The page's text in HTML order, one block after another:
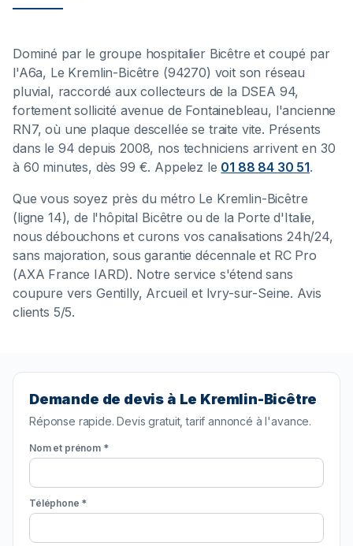
Dominé par le groupe hospitalier Bicêtre et coupé par
l'A6a, Le Kremlin-Bicêtre (94270) voit son réseau
pluvial, raccordé aux collecteurs de la DSEA 94,
fortement sollicité avenue de Fontainebleau, l'ancienne
RN7, où une plaque descellée se traite vite. Présents
dans le 94 depuis 2008, nos techniciens arrivent en 30
à 60 minutes, dès 99 €. Appelez le 01 88 84 30 51.
Que vous soyez près du métro Le Kremlin-Bicêtre
(ligne 14), de l'hôpital Bicêtre ou de la Porte d'Italie,
nous débouchons et curons vos canalisations 24h/24,
sans majoration, sous garantie décennale et RC Pro
(AXA France IARD). Notre service s'étend sans
coupure vers Gentilly, Arcueil et Ivry-sur-Seine. Avis
clients 5/5.
Demande de devis à Le Kremlin-Bicêtre
Réponse rapide. Devis gratuit, tarif annoncé à l'avance.
Nom et prénom *
Téléphone *